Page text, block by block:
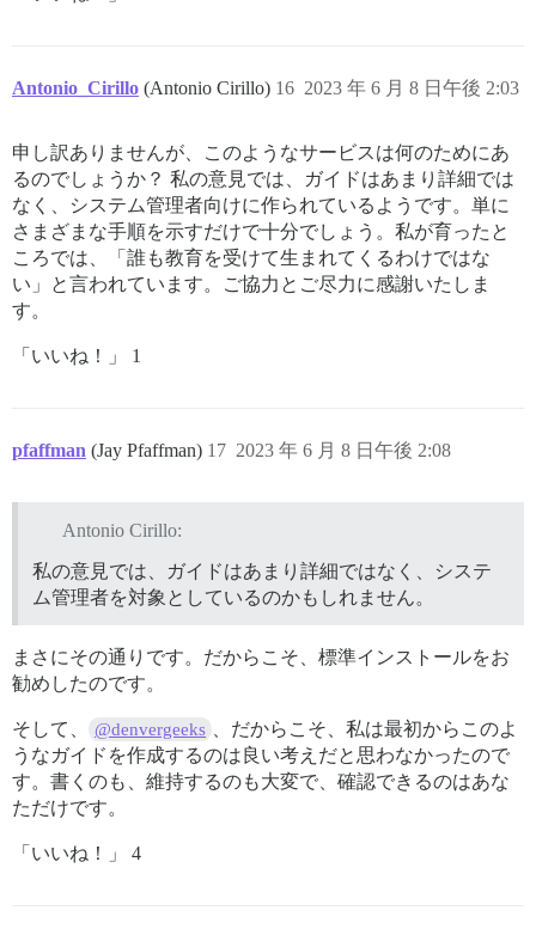
Antonio_Cirillo (Antonio Cirillo) 2023 年 6 月 8 日午後 2:03
16
申し訳ありませんが、このようなサービスは何のためにあ
るのでしょうか？ 私の意見では、ガイドはあまり詳細では
なく、システム管理者向けに作られているようです。単に
さまざまな手順を示すだけで十分でしょう。私が育ったと
ころでは、「誰も教育を受けて生まれてくるわけではな
い」と言われています。ご協力とご尽力に感謝いたしま
す。
「いいね！」 1
pfaffman (Jay Pfaffman) 2023 年 6 月 8 日午後 2:08
17
Antonio Cirillo:
私の意見では、ガイドはあまり詳細ではなく、システ
ム管理者を対象としているのかもしれません。
まさにその通りです。だからこそ、標準インストールをお
勧めしたのです。
そして、 @denvergeeks
、だからこそ、私は最初からこのよ
うなガイドを作成するのは良い考えだと思わなかったので
す。書くのも、維持するのも大変で、確認できるのはあな
ただけです。
「いいね！」 4